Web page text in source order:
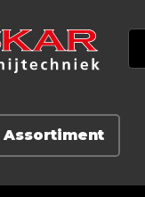
Assortiment